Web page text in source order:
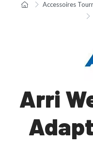
Accessoires
Arri